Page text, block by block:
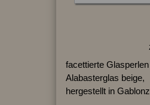
facettierte Glasperlen
Alabasterglas beige,
hergestellt in